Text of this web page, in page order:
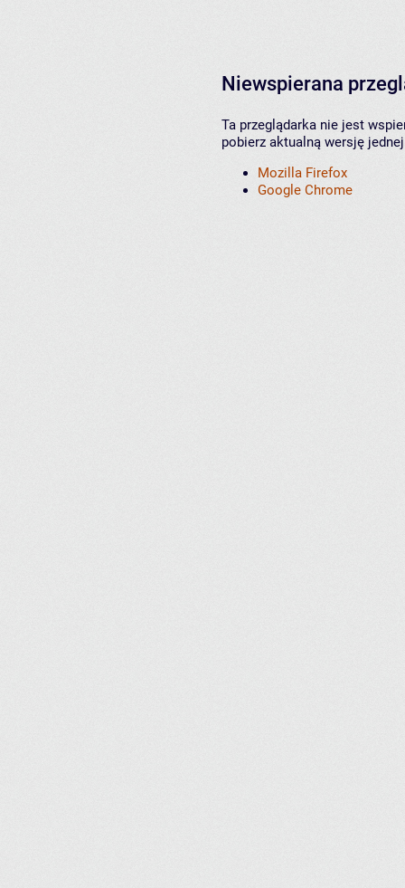
Niewspierana
Ta przeglądarka nie jest
pobierz aktualną wersję
Mozilla Firefox
Google Chrome